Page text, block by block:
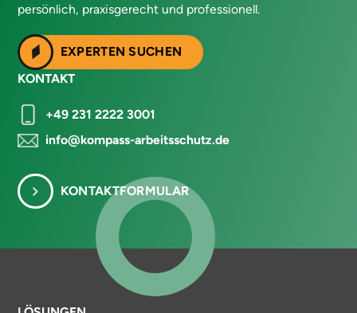
persönlich, praxisgerecht und professionell.
EXPERTEN SUCHEN
KONTAKT
+49 231 2222 3001
info@kompass-arbeitsschutz.de
KONTAKTFORMULAR